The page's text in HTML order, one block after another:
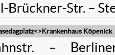
Brückner-Str. –
Köpenick
–